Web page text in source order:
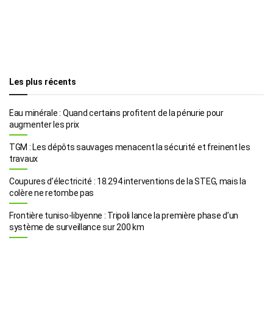
Les plus récents
Eau minérale : Quand certains profitent de la pénurie pour
augmenter les prix
TGM : Les dépôts sauvages menacent la sécurité et freinent les
travaux
Coupures d’électricité : 18.294 interventions de la STEG, mais la
colère ne retombe pas
Frontière tuniso-libyenne : Tripoli lance la première phase d’un
système de surveillance sur 200 km